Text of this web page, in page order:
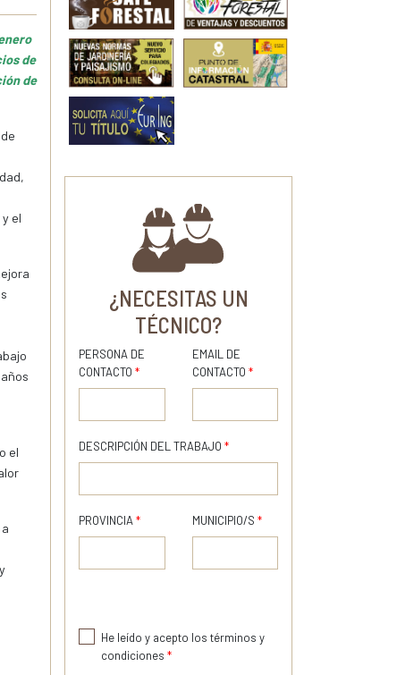
de
de
el
el
¿NECESITAS UN
TÉCNICO?
PERSONA DE
CONTACTO *
EMAIL DE
CONTACTO *
DESCRIPCIÓN DEL TRABAJO *
PROVINCIA * MUNICIPIO/S *
He leído y acepto los términos y
condiciones *